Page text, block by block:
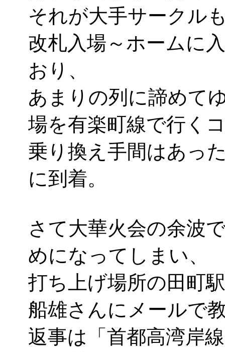
それが大手サークル
改札入場～ホームに
おり、
あまりの列に諦めて
場を有楽町線で行く
乗り換え手間はあっ
に到着。
さて大華火会の余波
めになってしまい、
打ち上げ場所の田町
船雄さんにメールで
返事は「首都高湾岸